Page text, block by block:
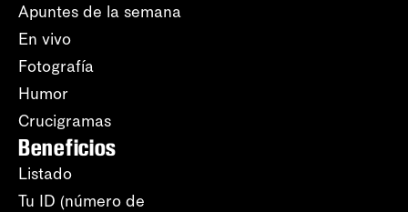
Apuntes de la semana
En vivo
Fotografía
Humor
Crucigramas
Beneficios
Listado
Tu ID (número de